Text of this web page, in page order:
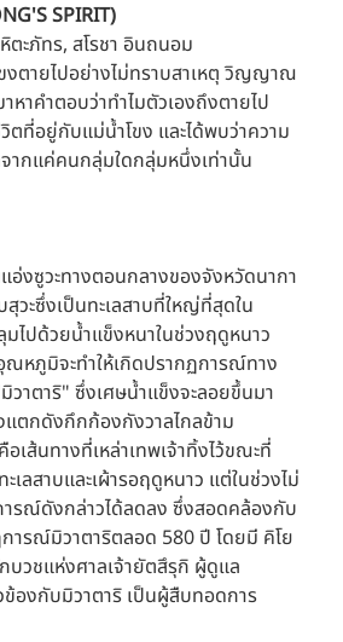
SPIRIT)
ะภัทร, สโรชา อินถนอม
งตายไปอย่างไม่ทราบสาเหตุ วิญญาณ
หาคำตอบว่าทำไมตัวเองถึงตายไป
ตที่อยู่กับแม่น้ำโขง และได้พบว่าความ
จากแค่คนกลุ่มใดกลุ่มหนึ่งเท่านั้น
แอ่งซูวะทางตอนกลางของจังหวัดนากา
วะซึ่งเป็นทะเลสาบที่ใหญ่ที่สุดใน
ไปด้วยน้ำแข็งหนาในช่วงฤดูหนาว
หภูมิจะทำให้เกิดปรากฏการณ์ทาง
วาตาริ" ซึ่งเศษน้ำแข็งจะลอยขึ้นมา
ตกดังกึกก้องกังวาลไกลข้าม
อเส้นทางที่เหล่าเทพเจ้าทิ้งไว้ขณะที่
เลสาบและเผ้ารอฤดูหนาว แต่ในช่วงไม่
รณ์ดังกล่าวได้ลดลง ซึ่งสอดคล้องกับ
ารณ์มิวาตาริตลอด 580 ปี โดยมี คิโย
บวชแห่งศาลเจ้ายัตสึรุกิ ผู้ดูแล
องกับมิวาตาริ เป็นผู้สืบทอดการ